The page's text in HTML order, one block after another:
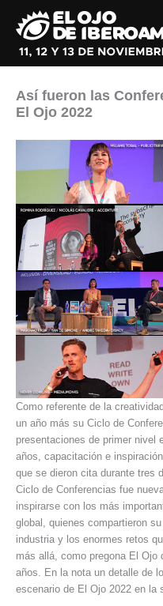
contenido
Así fueron las
El Ojo 2022
Como referente de la
un año más su Ciclo de
presentaciones de primer nivel
años, capacitación e
que se dieron cita durante tres
Ciclo de Conferencias fue
inspirarse con los más
global, quienes compartieron
industria y los enormes retos
más allá, como pregona El Ojo
años. En la nota un detalle de
escenario de El Ojo 2022 en la